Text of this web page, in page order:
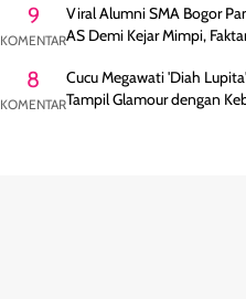
9
KOMENTAR
Viral Alumni SMA Bogor
AS Demi Kejar Mimpi,
8
KOMENTAR
Cucu Megawati 'Diah
Tampil Glamour dengan